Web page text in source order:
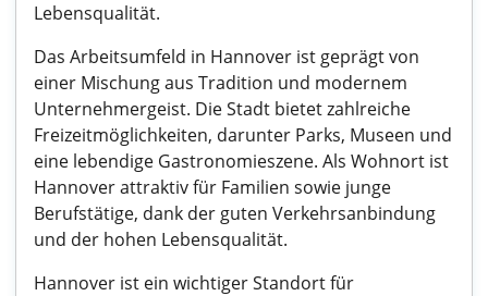
Lebensqualität.
Das Arbeitsumfeld in Hannover ist geprägt von
einer Mischung aus Tradition und modernem
Unternehmergeist. Die Stadt bietet zahlreiche
Freizeitmöglichkeiten, darunter Parks, Museen und
eine lebendige Gastronomieszene. Als Wohnort ist
Hannover attraktiv für Familien sowie junge
Berufstätige, dank der guten Verkehrsanbindung
und der hohen Lebensqualität.
Hannover ist ein wichtiger Standort für